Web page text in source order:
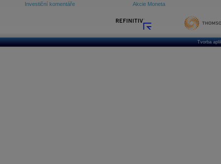
Investiční komentáře
Akcie Moneta
Tvorba